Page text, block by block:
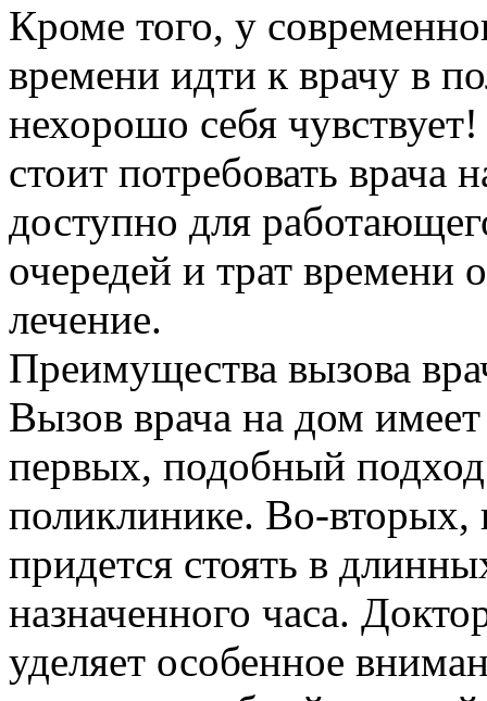
Кроме того, у
времени идти к врачу в
нехорошо себя
стоит потребовать врача
доступно для
очередей и трат времени
лечение.
Преимущества вызова
Вызов врача на дом
первых, подобный
поликлинике. Во-
придется стоять в
назначенного часа.
уделяет особенное